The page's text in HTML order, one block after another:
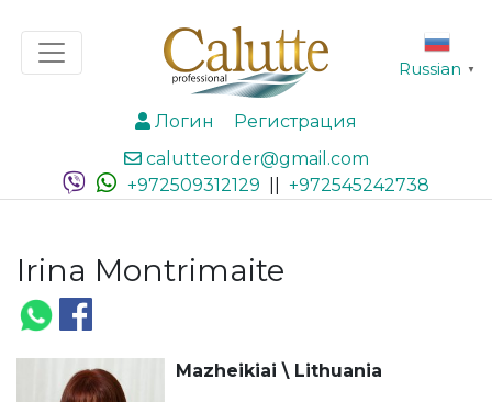
Логин
Регистрация
calutteorder@gmail.com
+972509312129
+972545242738
Russian ▼
Irina Montrimaite
Mazheikiai \ Lithuania